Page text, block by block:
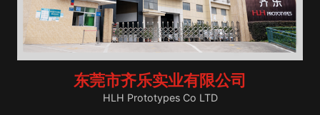
东莞市齐乐实业有限公司
HLH Prototypes Co LTD